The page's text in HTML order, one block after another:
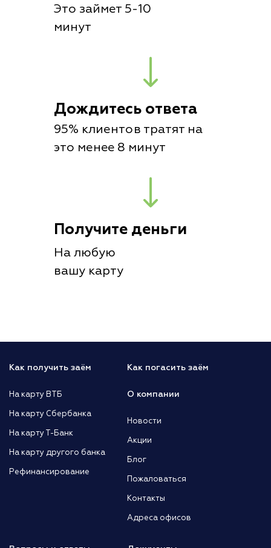
Это займет 5-10
минут
Дождитесь ответа
95% клиентов тратят на
это менее 8 минут
Получите деньги
На любую
вашу карту
Как получить заём
На карту ВТБ
На карту Сбербанка
На карту Т-Банк
На карту другого банка
Рефинансирование
Как погасить заём
О компании
Новости
Акции
Блог
Пожаловаться
Контакты
Адреса офисов